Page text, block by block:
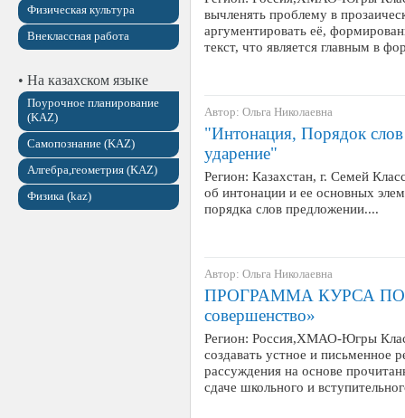
Физическая культура
Внеклассная работа
• На казахском языке
Поурочное планирование
(KAZ)
Самопознание (KAZ)
Алгебра,геометрия (KAZ)
Физика (kaz)
вычленять проблему в
аргументировать её,
текст, что является главным в
Автор: Ольга Николаевна
"Интонация, Порядок
ударение"
Регион: Казахстан, г. Семей
об интонации и ее основных
порядка слов предложении....
Автор: Ольга Николаевна
ПРОГРАММА КУРСА ПО
совершенство»
Регион: Россия,ХМАО-Югры
создавать устное и письменное
рассуждения на основе
сдаче школьного и